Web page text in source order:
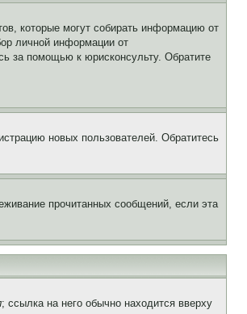
которые могут собирать информацию от
личной информации от
за помощью к юрисконсульту. Обратите
новых пользователей. Обратитесь
прочитанных сообщений, если эта
; ссылка на него обычно находится вверху